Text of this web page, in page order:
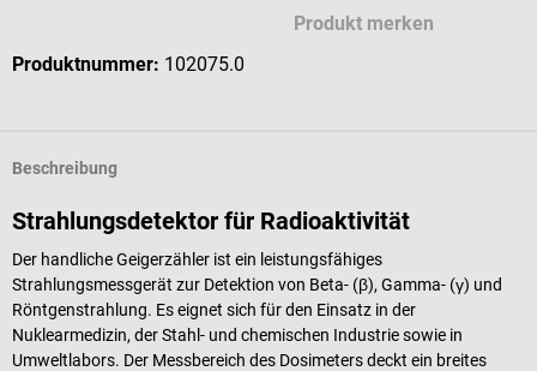
Produkt merken
Produktnummer: 102075.0
Beschreibung
Strahlungsdetektor für Radioaktivität
Der handliche Geigerzähler ist ein leistungsfähiges
Strahlungsmessgerät zur Detektion von Beta- (β), Gamma- (γ) und
Röntgenstrahlung. Es eignet sich für den Einsatz in der
Nuklearmedizin, der Stahl- und chemischen Industrie sowie in
Umweltlabors. Der Messbereich des Dosimeters deckt ein breites